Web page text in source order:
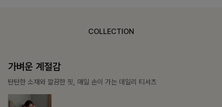
COLLECTION
가장 쉬운 코디
특별한 날부터 일상까지 함께하는 룩